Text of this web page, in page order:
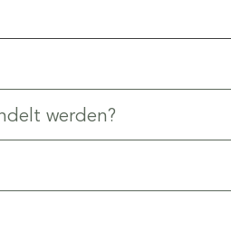
werden?